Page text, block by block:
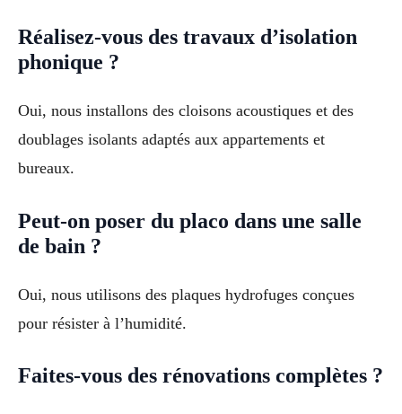
Réalisez-vous des travaux d’isolation
phonique ?
Oui, nous installons des cloisons acoustiques et des
doublages isolants adaptés aux appartements et
bureaux.
Peut-on poser du placo dans une salle
de bain ?
Oui, nous utilisons des plaques hydrofuges conçues
pour résister à l’humidité.
Faites-vous des rénovations complètes ?